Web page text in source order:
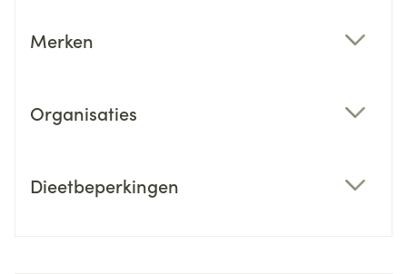
Merken
Organisaties
Dieetbeperkingen